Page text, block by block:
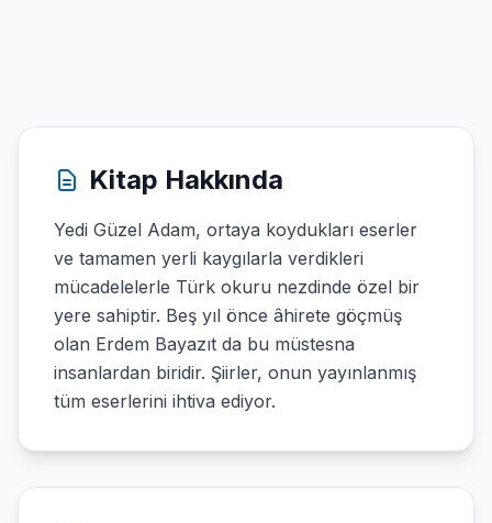
Kitap Hakkında
Yedi Güzel Adam, ortaya koydukları eserler
ve tamamen yerli kaygılarla verdikleri
mücadelelerle Türk okuru nezdinde özel bir
yere sahiptir. Beş yıl önce âhirete göçmüş
olan Erdem Bayazıt da bu müstesna
insanlardan biridir. Şiirler, onun yayınlanmış
tüm eserlerini ihtiva ediyor.